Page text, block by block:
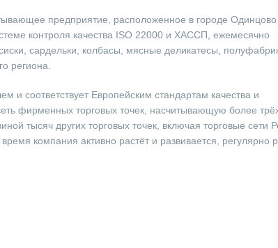
предприятие, расположенное в городе Одинцово
контроля качества ISO 22000 и ХАССП, ежемесячно
сардельки, колбасы, мясные деликатесы,
региона.
и соответствует Европейским стандартам качества и
фирменных торговых точек, насчитывающую более
тысяч других торговых точек, включая торговые сети
компания активно растёт и развивается, регулярно